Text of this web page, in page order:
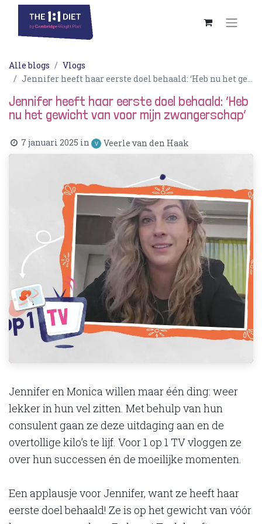
Alle blogs
Vlogs
Jennifer heeft haar eerste doel behaald: ‘Heb nu het gewicht van voor mijn zwangerschap’
Jennifer heeft haar eerste doel behaald: ‘Heb
nu het gewicht van voor mijn zwangerschap’
7 januari 2025 in Veerle van den Haak
Jennifer en Monica willen maar één ding: weer
lekker in hun vel zitten. Met behulp van hun
consulent gaan ze deze uitdaging aan en de
overtollige kilo’s te lijf. Voor 1 op 1 TV vloggen ze
over hun successen én de moeilijke momenten.
Een applausje voor Jennifer, want ze heeft haar
eerste doel behaald! Ze is op het gewicht van vóór